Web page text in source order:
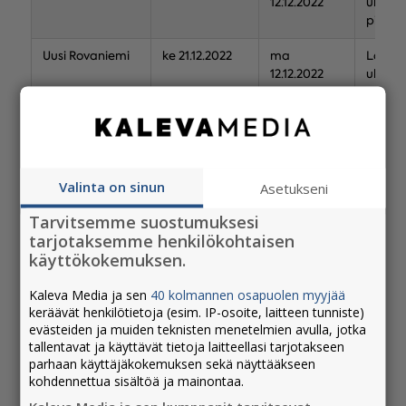
piirin
Uusi Rovaniemi ke 21.12.2022
ma
12.12.2022
piirin
Esimerkkihinnasto – Kaleva
Joulutervehdyksen koko Hinta €
1 x 1 (39x42mm) 135 € + alv
2×1 (82x42mm)
1×2 (39x88mm) 270 € + alv
2×2 (82x88mm) 530 € + alv
3×2 (125x88mm) 790 € + alv
Valinta on sinun Asetukseni
Tarvitsemme suostumuksesi
tarjotaksemme henkilökohtaisen
käyttökokemuksen.
Kaleva Media ja sen 40 kolmannen osapuolen myyjää
keräävät henkilötietoja (esim. IP-osoite, laitteen tunniste)
evästeiden ja muiden teknisten menetelmien avulla, jotka
tallentavat ja käyttävät tietoja laitteellasi tarjotakseen
parhaan käyttäjäkokemuksen sekä näyttääkseen
kohdennettua sisältöä ja mainontaa.